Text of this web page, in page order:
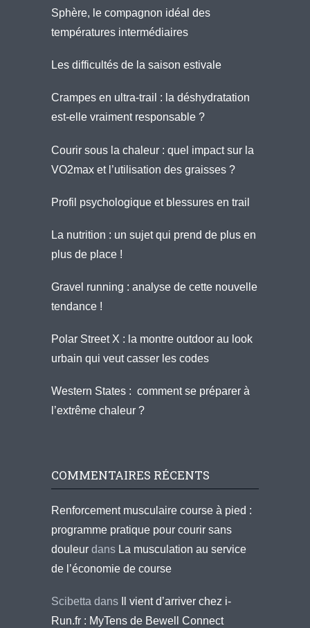
Sphère, le compagnon idéal des
températures intermédiaires
Les difficultés de la saison estivale
Crampes en ultra-trail : la déshydratation
est-elle vraiment responsable ?
Courir sous la chaleur : quel impact sur la
VO2max et l’utilisation des graisses ?
Profil psychologique et blessures en trail
La nutrition : un sujet qui prend de plus en
plus de place !
Gravel running : analyse de cette nouvelle
tendance !
Polar Street X : la montre outdoor au look
urbain qui veut casser les codes
Western States : comment se préparer à
l’extrême chaleur ?
COMMENTAIRES RÉCENTS
Renforcement musculaire course à pied :
programme pratique pour courir sans
douleur dans La musculation au service
de l’économie de course
Scibetta dans
Il vient d’arriver chez i-
Run.fr : MyTens de Bewell Connect